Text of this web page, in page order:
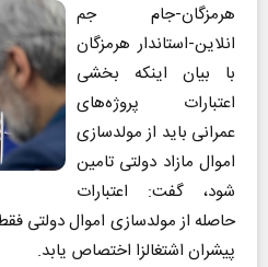
هرمزگان-جام جم
انلاین-استاندار هرمزگان
با بیان اینکه بخشی
اعتبارات پروژه‌های
عمرانی باید از مولدسازی
اموال مازاد دولتی تامین
شود، گفت: اعتبارات
حاصله از مولدسازی اموال دولتی
پیشران اشتغالزا اختصاص یابد.